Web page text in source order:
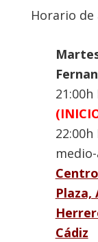
Horario de
Cádiz